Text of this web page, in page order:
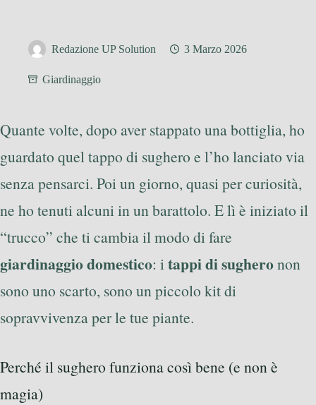
Redazione UP Solution 3 Marzo 2026
Giardinaggio
Quante volte, dopo aver stappato una bottiglia, ho
guardato quel tappo di sughero e l’ho lanciato via
senza pensarci. Poi un giorno, quasi per curiosità,
ne ho tenuti alcuni in un barattolo. E lì è iniziato il
“trucco” che ti cambia il modo di fare
giardinaggio domestico: itappi di sugheronon
sono uno scarto, sono un piccolo kit di
sopravvivenza per le tue piante.
Perché il sughero funziona così bene (e non è
magia)